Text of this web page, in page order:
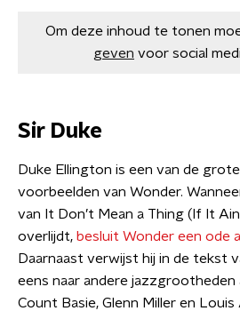
Om deze inhoud te tonen
geven voor social
Sir Duke
Duke Ellington is een van de
voorbeelden van Wonder.
van It Don’t Mean a Thing (If It
overlijdt, besluit Wonder een ode
Daarnaast verwijst hij in de tekst
eens naar andere jazzgrootheden
Count Basie, Glenn Miller en